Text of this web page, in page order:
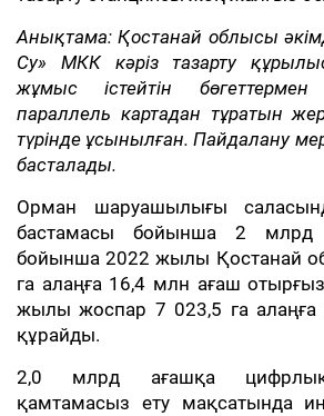
Анықтама: Қостанай облысы
Су» МКК кәріз тазарту
жұмыс істейтін
параллель картадан тұратын
түрінде ұсынылған. Пайдалану
басталады.
Орман шаруашылығы
бастамасы бойынша 2 млрд
бойынша 2022 жылы Қостанай
га алаңға 16,4 млн ағаш
жылы жоспар 7 023,5 га
құрайды.
2,0 млрд ағашқа цифрлық
қамтамасыз ету мақсатында